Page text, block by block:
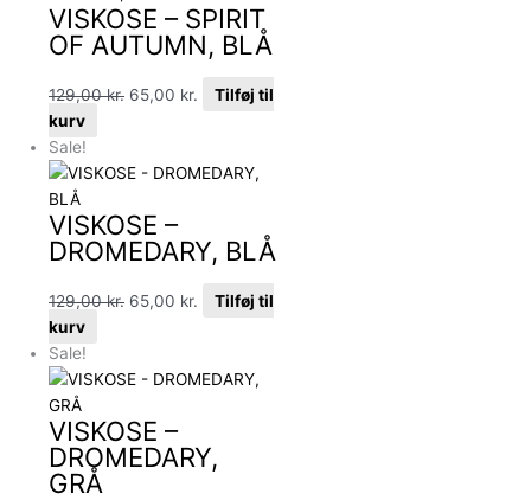
VISKOSE – SPIRIT
OF AUTUMN, BLÅ
129,00kr. 65,00 kr.
Tilføj til
kurv
Sale!
VISKOSE –
DROMEDARY, BLÅ
129,00kr. 65,00 kr.
Tilføj til
kurv
Sale!
VISKOSE –
DROMEDARY,
GRÅ